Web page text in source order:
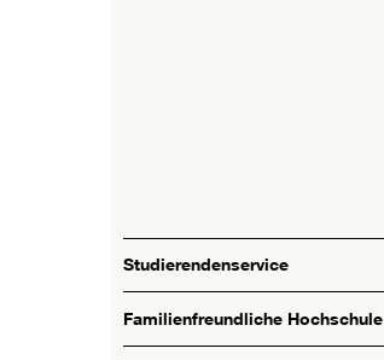
Studierendenservice
Familienfreundliche Hochschule